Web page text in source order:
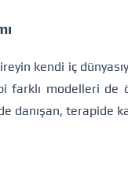
kendi iç
modelleri de
danışan, terapide